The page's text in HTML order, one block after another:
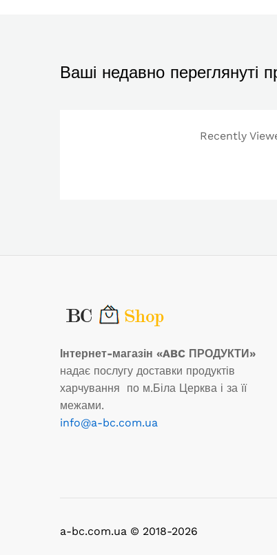
Ваші недавно переглянуті
Recently
Інтернет-магазін «ABC ПРОДУКТИ»
надає послугу доставки продуктів
харчування по м.Біла Церква і за її
межами.
info@a-bc.com.ua
a-bc.com.ua © 2018-2026